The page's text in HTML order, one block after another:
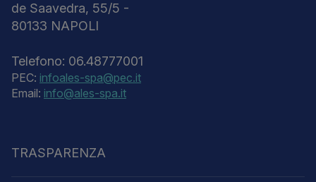
de Saavedra, 55/5 -
80133 NAPOLI
Telefono: 06.48777001
PEC: infoales-spa@pec.it
Email: info@ales-spa.it
TRASPARENZA